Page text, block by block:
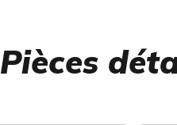
Pièces